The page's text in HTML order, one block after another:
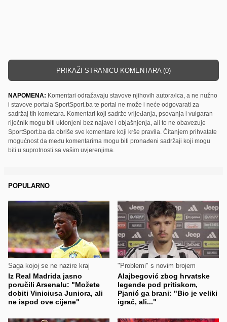
PRIKAŽI STRANICU KOMENTARA (0)
NAPOMENA: Komentari odražavaju stavove njihovih autora/ica, a ne nužno
i stavove portala SportSport.ba te portal ne može i neće odgovarati za
sadržaj tih kometara. Komentari koji sadrže vrijeđanja, psovanja i vulgaran
riječnik mogu biti uklonjeni bez najave i objašnjenja, ali to ne obavezuje
SportSport.ba da obriše sve komentare koji krše pravila. Čitanjem prihvatate
mogućnost da među komentarima mogu biti pronađeni sadržaji koji mogu
biti u suprotnosti sa vašim uvjerenjima.
POPULARNO
Saga kojoj se ne nazire kraj
Iz Real Madrida jasno
poručili Arsenalu: "Možete
dobiti Viniciusa Juniora, ali
ne ispod ove cijene"
"Problemi" s novim brojem
Alajbegović zbog hrvatske
legende pod pritiskom,
Pjanić ga brani: "Bio je veliki
igrač, ali..."